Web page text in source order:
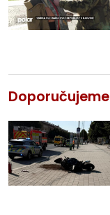
Doporučujeme